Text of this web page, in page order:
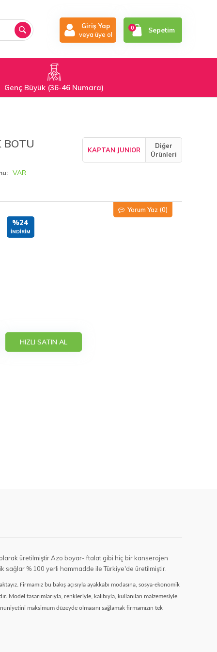
Giriş Yap
veya üye ol
0 Sepetim
Genç Büyük (36-46 Numara)
BOTU
KAPTAN JUNIOR
Diğer
Ürünleri
VAR
Yorum Yaz (0)
%24
İNDIRIM
HIZLI SATIN AL
olarak üretilmiştir.Azo boyar- ftalat gibi hiç bir kanserojen
sağlar % 100 yerli hammadde ile Türkiye'de üretilmiştir.
Firmamız bu bakış açısıyla ayakkabı modasına, sosya-ekonomik
Model tasarımlarıyla, renkleriyle, kalıbıyla, kullanılan malzemesiyle
maksimum düzeyde olmasını sağlamak firmamızın tek